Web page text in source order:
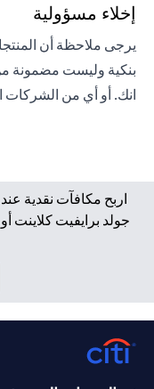
إخلاء مسؤولية
يرجى ملاحظة أن
بنكية وليست مضمونة
انك. أو أي من الشركات
من قبل الحكومة أو
الأصلي المستثمر.
على النتائج
يجب أن يكون
استثمارية و / أو
على دراية بمخاطر
خسارة رأس المال عند
للمستثمرين. لا تتوفر
الأمريكيين. تخضع جميع
اربح مكافآت نقدية
جولد برايفيت كلاينت